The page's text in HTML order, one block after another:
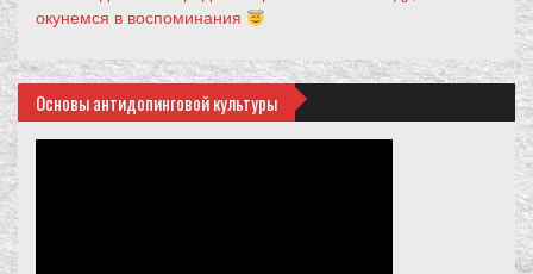
окунемся в воспоминания
Основы антидопинговой культуры